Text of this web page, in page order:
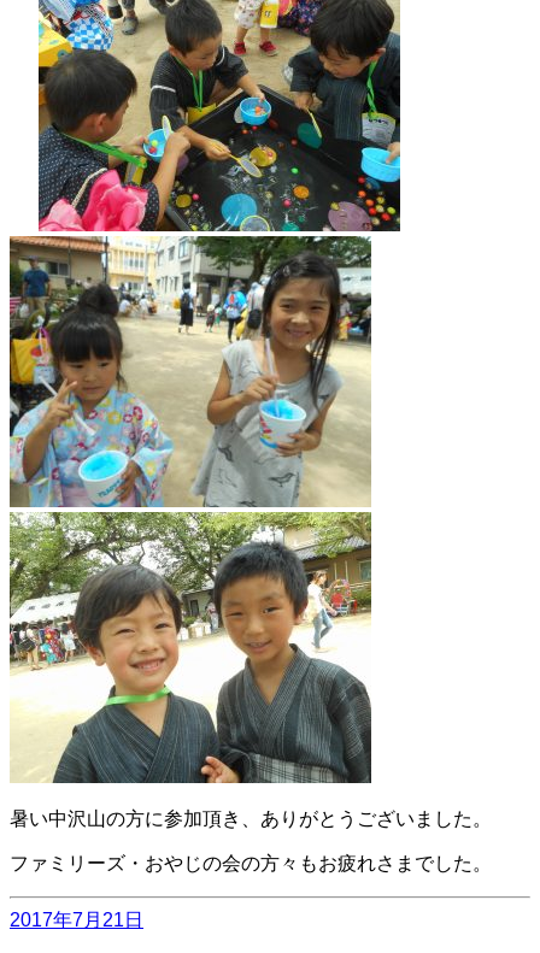
暑い中沢山の方に参加頂き、ありがとうございました。
ファミリーズ・おやじの会の方々もお疲れさまでした。
投
2017年7月21日